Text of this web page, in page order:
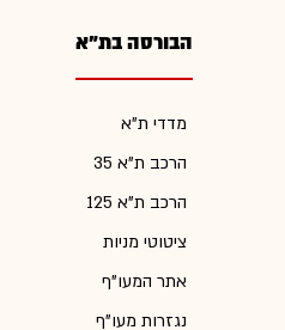
הבורסה בת"א
מדדי ת"א
הרכב ת"א 35
הרכב ת"א 125
ציטוטי מניות
אתר המעו"ף
נגזרות מעו"ף